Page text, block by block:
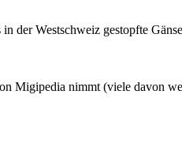
Westschweiz gestopfte
Migipedia nimmt (viele davon